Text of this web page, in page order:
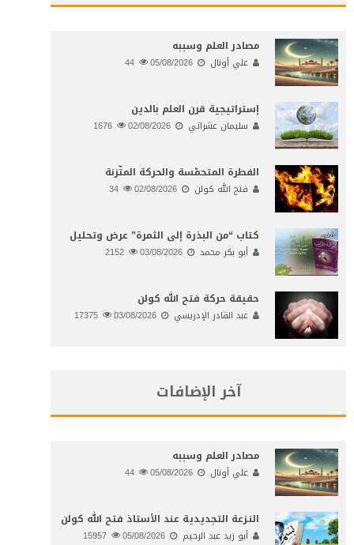
مصادر العلم وسببه
علي أونال 05/08/2026
إستراتيجية قرن العلم بالدين
سليمان عشراتي 02/08/2026
الفطرة المتحمّسة والحركة المتّزنة
فتح الله كولن 02/08/2026
كتاب “من البذرة إلى الثمرة” عرض وتحليل
أبو بكر محمد 03/08/2026
حقيقة حركة فتح الله كولن
عبد القادر الإدريسي 03/08/2026
آخر الإضافات
مصادر العلم وسببه
علي أونال 05/08/2026
النـزعة التجديدية عند الأستاذ فتح الله كولن
أبو زيد عبد الرحيم 05/08/2026